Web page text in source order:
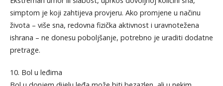
simptom je koji zahtijeva provjeru. Ako promjene u načinu
života – više sna, redovna fizička aktivnost i uravnotežena
ishrana – ne donesu poboljšanje, potrebno je uraditi dodatne
pretrage.
10. Bol u leđima